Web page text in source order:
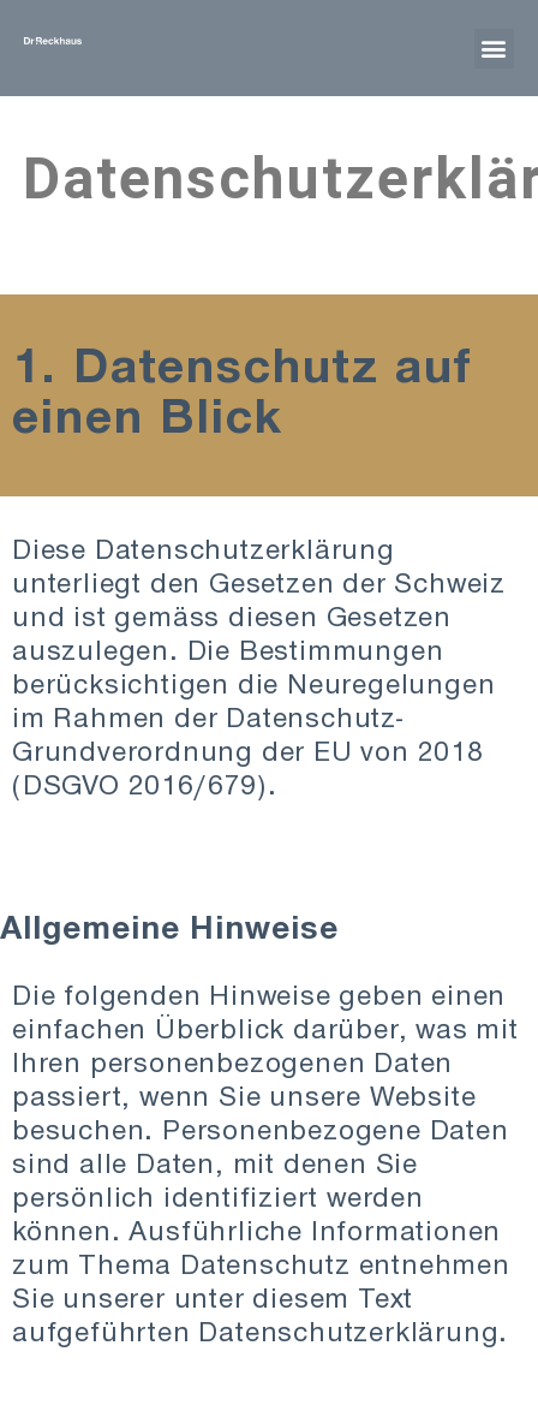
1. Datenschutz auf
einen Blick
Diese Datenschutzerklärung
unterliegt den Gesetzen der Schweiz
und ist gemäss diesen Gesetzen
auszulegen. Die Bestimmungen
berücksichtigen die Neuregelungen
im Rahmen der Datenschutz-
Grundverordnung der EU von 2018
(DSGVO 2016/679).
Allgemeine Hinweise
Die folgenden Hinweise geben einen
einfachen Überblick darüber, was mit
Ihren personenbezogenen Daten
passiert, wenn Sie unsere Website
besuchen. Personenbezogene Daten
sind alle Daten, mit denen Sie
persönlich identifiziert werden
können. Ausführliche Informationen
zum Thema Datenschutz entnehmen
Sie unserer unter diesem Text
aufgeführten Datenschutzerklärung.